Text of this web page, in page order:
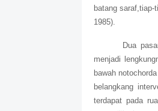
batang saraf,tiap-
1985).
Dua
menjadi
bawah
belangkang
terdapat pada